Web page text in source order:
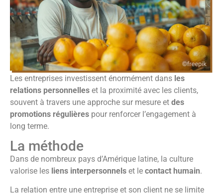
Les entreprises investissent énormément dans les
relations personnelles et la proximité avec les clients,
souvent à travers une approche sur mesure et des
promotions régulières pour renforcer l’engagement à
long terme.
La méthode
Dans de nombreux pays d’Amérique latine, la culture
valorise les liens interpersonnels et le contact humain.
La relation entre une entreprise et son client ne se limite